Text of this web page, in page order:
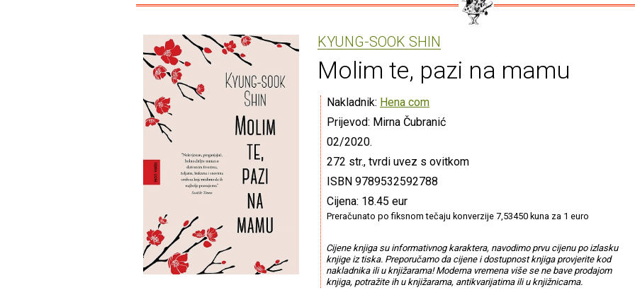
KYUNG-SOOK SHIN
Molim te, pazi na mamu
Nakladnik: Hena com
Prijevod: Mirna Čubranić
02/2020.
272 str., tvrdi uvez s ovitkom
ISBN 9789532592788
Cijena: 18.45 eur
Preračunato po fiksnom tečaju konverzije 7,53450 kuna za 1 euro
Cijene knjiga su informativnog karaktera, navodimo prvu cijenu po izlasku
knjige iz tiska. Preporučamo da cijene i dostupnost knjiga provjerite kod
nakladnika ili u knjižarama! Moderna vremena više se ne bave prodajom
knjiga, potražite ih u knjižarama, antikvarijatima ili u knjižnicama.